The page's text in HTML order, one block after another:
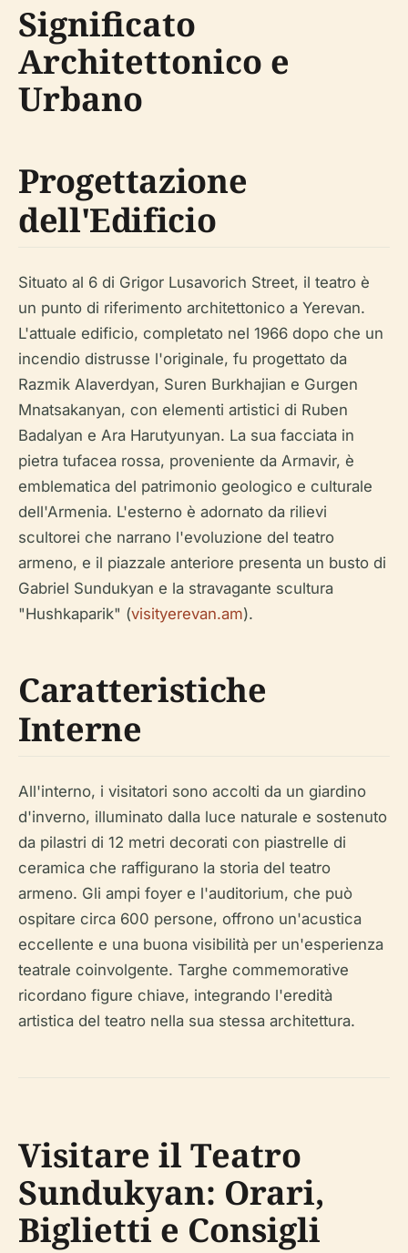
Significato
Architettonico e
Urbano
Progettazione
dell'Edificio
Situato al 6 di Grigor Lusavorich Street, il teatro è
un punto di riferimento architettonico a Yerevan.
L'attuale edificio, completato nel 1966 dopo che un
incendio distrusse l'originale, fu progettato da
Razmik Alaverdyan, Suren Burkhajian e Gurgen
Mnatsakanyan, con elementi artistici di Ruben
Badalyan e Ara Harutyunyan. La sua facciata in
pietra tufacea rossa, proveniente da Armavir, è
emblematica del patrimonio geologico e culturale
dell'Armenia. L'esterno è adornato da rilievi
scultorei che narrano l'evoluzione del teatro
armeno, e il piazzale anteriore presenta un busto di
Gabriel Sundukyan e la stravagante scultura
"Hushkaparik" (visityerevan.am).
Caratteristiche
Interne
All'interno, i visitatori sono accolti da un giardino
d'inverno, illuminato dalla luce naturale e sostenuto
da pilastri di 12 metri decorati con piastrelle di
ceramica che raffigurano la storia del teatro
armeno. Gli ampi foyer e l'auditorium, che può
ospitare circa 600 persone, offrono un'acustica
eccellente e una buona visibilità per un'esperienza
teatrale coinvolgente. Targhe commemorative
ricordano figure chiave, integrando l'eredità
artistica del teatro nella sua stessa architettura.
Visitare il Teatro
Sundukyan: Orari,
Biglietti e Consigli